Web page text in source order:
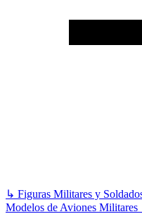
↳ Figuras Militares y
Modelos de Aviones Militares